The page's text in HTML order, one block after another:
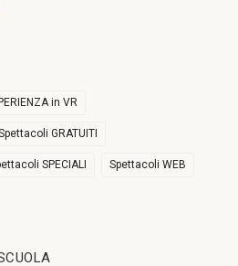
in VR
GRATUITI
SPECIALI Spettacoli WEB